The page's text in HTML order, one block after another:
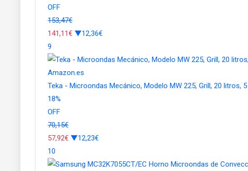
OFF
153,47€
141,11€ ▼12,36€
9
Amazon.es
Teka - Microondas Mecánico, Modelo MW 225, Grill, 20 litros,
18%
OFF
70,15€
57,92€ ▼12,23€
10